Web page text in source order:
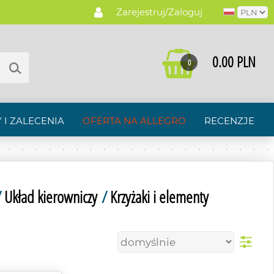
Zarejestruj/Zaloguj
0.00 PLN
0
I ZALECENIA OFERTA NA ALLEGRO RECENZJE
Układ kierowniczy/Krzyżaki i elementy